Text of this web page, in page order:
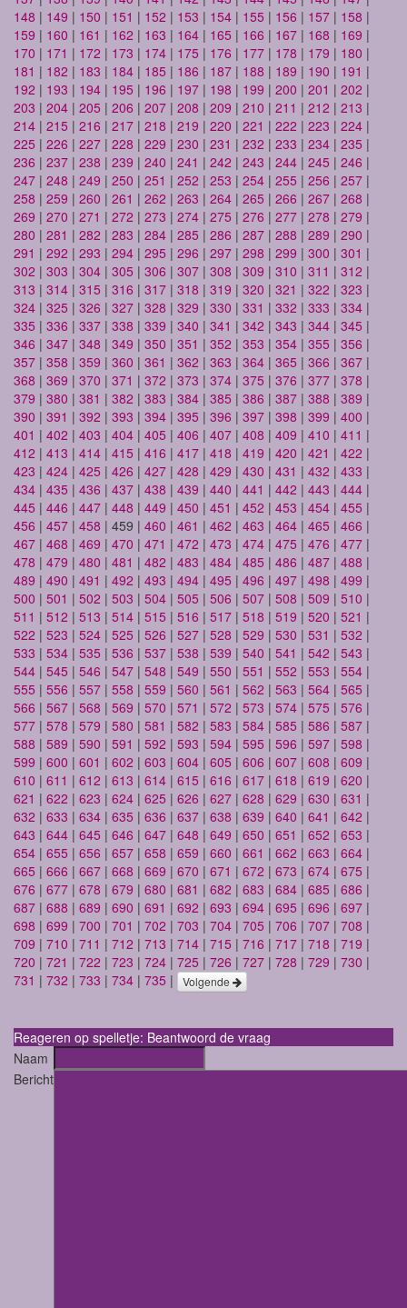
148 | 149 | 150 | 151 | 152 | 153 | 154 | 155 | 156 | 157 | 158 |
159 | 160 | 161 | 162 | 163 | 164 | 165 | 166 | 167 | 168 | 169 |
170 | 171 | 172 | 173 | 174 | 175 | 176 | 177 | 178 | 179 | 180 |
181 | 182 | 183 | 184 | 185 | 186 | 187 | 188 | 189 | 190 | 191 |
192 | 193 | 194 | 195 | 196 | 197 | 198 | 199 | 200 | 201 | 202 |
203 | 204 | 205 | 206 | 207 | 208 | 209 | 210 | 211 | 212 | 213 |
214 | 215 | 216 | 217 | 218 | 219 | 220 | 221 | 222 | 223 | 224 |
225 | 226 | 227 | 228 | 229 | 230 | 231 | 232 | 233 | 234 | 235 |
236 | 237 | 238 | 239 | 240 | 241 | 242 | 243 | 244 | 245 | 246 |
247 | 248 | 249 | 250 | 251 | 252 | 253 | 254 | 255 | 256 | 257 |
258 | 259 | 260 | 261 | 262 | 263 | 264 | 265 | 266 | 267 | 268 |
269 | 270 | 271 | 272 | 273 | 274 | 275 | 276 | 277 | 278 | 279 |
280 | 281 | 282 | 283 | 284 | 285 | 286 | 287 | 288 | 289 | 290 |
291 | 292 | 293 | 294 | 295 | 296 | 297 | 298 | 299 | 300 | 301 |
302 | 303 | 304 | 305 | 306 | 307 | 308 | 309 | 310 | 311 | 312 |
313 | 314 | 315 | 316 | 317 | 318 | 319 | 320 | 321 | 322 | 323 |
324 | 325 | 326 | 327 | 328 | 329 | 330 | 331 | 332 | 333 | 334 |
335 | 336 | 337 | 338 | 339 | 340 | 341 | 342 | 343 | 344 | 345 |
346 | 347 | 348 | 349 | 350 | 351 | 352 | 353 | 354 | 355 | 356 |
357 | 358 | 359 | 360 | 361 | 362 | 363 | 364 | 365 | 366 | 367 |
368 | 369 | 370 | 371 | 372 | 373 | 374 | 375 | 376 | 377 | 378 |
379 | 380 | 381 | 382 | 383 | 384 | 385 | 386 | 387 | 388 | 389 |
390 | 391 | 392 | 393 | 394 | 395 | 396 | 397 | 398 | 399 | 400 |
401 | 402 | 403 | 404 | 405 | 406 | 407 | 408 | 409 | 410 | 411 |
412 | 413 | 414 | 415 | 416 | 417 | 418 | 419 | 420 | 421 | 422 |
423 | 424 | 425 | 426 | 427 | 428 | 429 | 430 | 431 | 432 | 433 |
434 | 435 | 436 | 437 | 438 | 439 | 440 | 441 | 442 | 443 | 444 |
445 | 446 | 447 | 448 | 449 | 450 | 451 | 452 | 453 | 454 | 455 |
456 | 457 | 458 | 459 | 460 | 461 | 462 | 463 | 464 | 465 | 466 |
467 | 468 | 469 | 470 | 471 | 472 | 473 | 474 | 475 | 476 | 477 |
478 | 479 | 480 | 481 | 482 | 483 | 484 | 485 | 486 | 487 | 488 |
489 | 490 | 491 | 492 | 493 | 494 | 495 | 496 | 497 | 498 | 499 |
500 | 501 | 502 | 503 | 504 | 505 | 506 | 507 | 508 | 509 | 510 |
511 | 512 | 513 | 514 | 515 | 516 | 517 | 518 | 519 | 520 | 521 |
522 | 523 | 524 | 525 | 526 | 527 | 528 | 529 | 530 | 531 | 532 |
533 | 534 | 535 | 536 | 537 | 538 | 539 | 540 | 541 | 542 | 543 |
544 | 545 | 546 | 547 | 548 | 549 | 550 | 551 | 552 | 553 | 554 |
555 | 556 | 557 | 558 | 559 | 560 | 561 | 562 | 563 | 564 | 565 |
566 | 567 | 568 | 569 | 570 | 571 | 572 | 573 | 574 | 575 | 576 |
577 | 578 | 579 | 580 | 581 | 582 | 583 | 584 | 585 | 586 | 587 |
588 | 589 | 590 | 591 | 592 | 593 | 594 | 595 | 596 | 597 | 598 |
599 | 600 | 601 | 602 | 603 | 604 | 605 | 606 | 607 | 608 | 609 |
610 | 611 | 612 | 613 | 614 | 615 | 616 | 617 | 618 | 619 | 620 |
621 | 622 | 623 | 624 | 625 | 626 | 627 | 628 | 629 | 630 | 631 |
632 | 633 | 634 | 635 | 636 | 637 | 638 | 639 | 640 | 641 | 642 |
643 | 644 | 645 | 646 | 647 | 648 | 649 | 650 | 651 | 652 | 653 |
654 | 655 | 656 | 657 | 658 | 659 | 660 | 661 | 662 | 663 | 664 |
665 | 666 | 667 | 668 | 669 | 670 | 671 | 672 | 673 | 674 | 675 |
676 | 677 | 678 | 679 | 680 | 681 | 682 | 683 | 684 | 685 | 686 |
687 | 688 | 689 | 690 | 691 | 692 | 693 | 694 | 695 | 696 | 697 |
698 | 699 | 700 | 701 | 702 | 703 | 704 | 705 | 706 | 707 | 708 |
709 | 710 | 711 | 712 | 713 | 714 | 715 | 716 | 717 | 718 | 719 |
720 | 721 | 722 | 723 | 724 | 725 | 726 | 727 | 728 | 729 | 730 |
731 | 732 | 733 | 734 | 735 | Volgende
Reageren op spelletje: Beantwoord de vraag
Naam
Bericht